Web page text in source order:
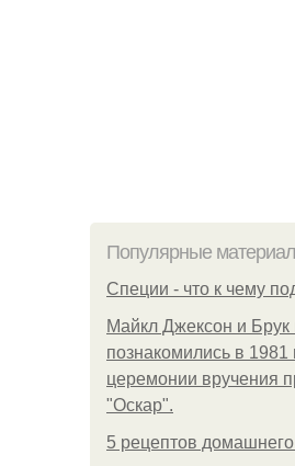
Популярные
Специи - что к чему
Майкл Джексон и
познакомились в 1981
церемонии вручения
"Оскар".
5 рецептов